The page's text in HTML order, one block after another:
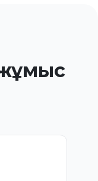
жұмыс